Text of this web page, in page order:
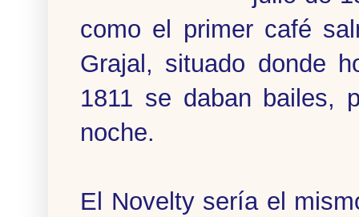
como el primer café
Grajal, situado donde
1811 se daban bailes,
noche.
El Novelty sería el